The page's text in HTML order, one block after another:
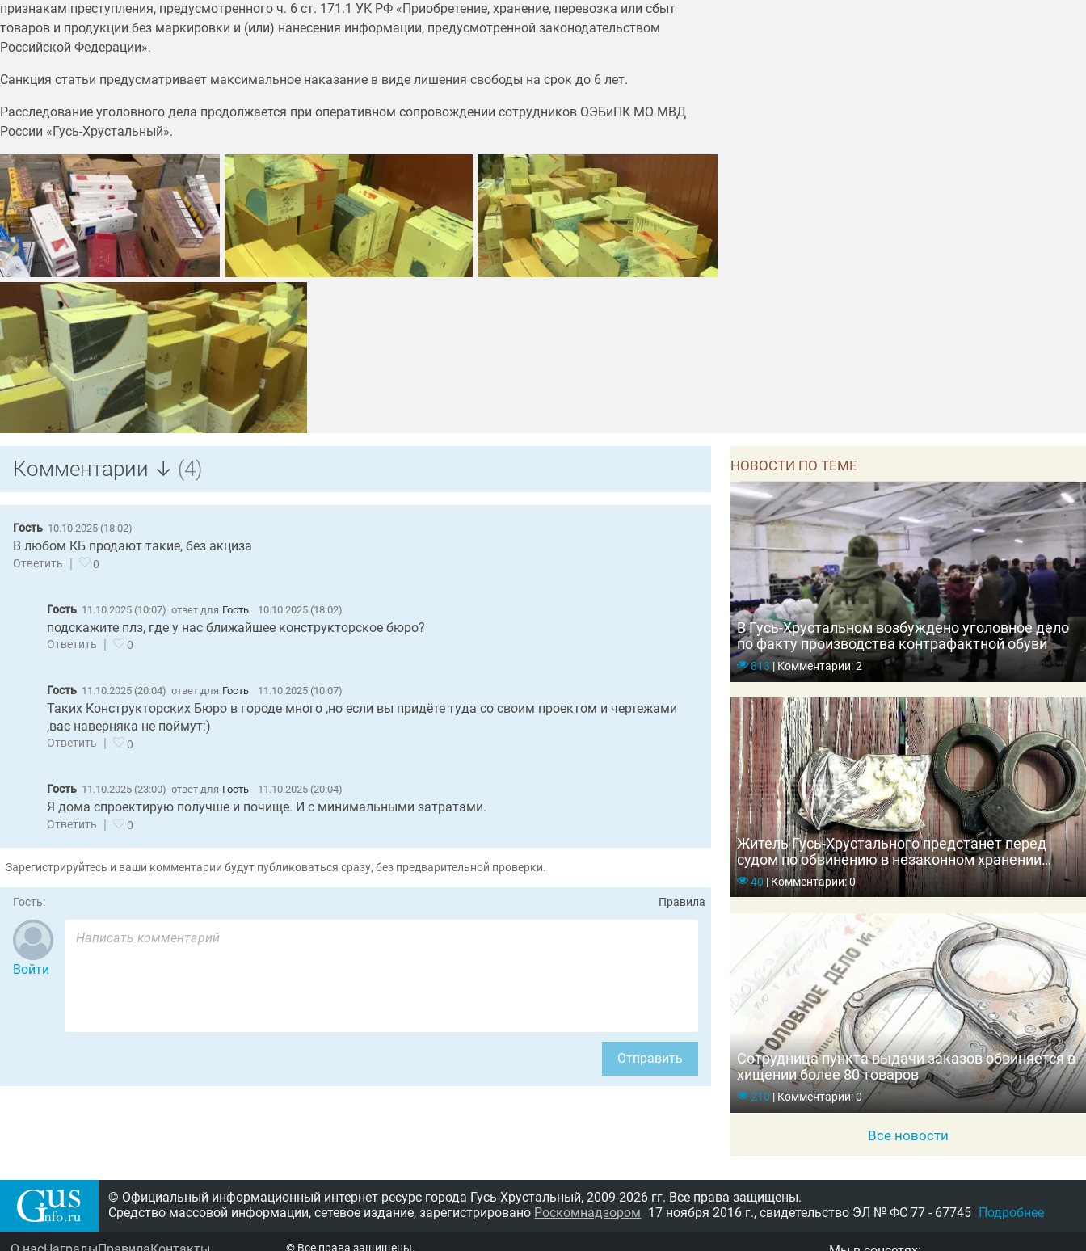
признакам преступления, предусмотренного ч. 6 ст. 171.1 УК РФ «Приобретение, хранение, перевозка или сбыт
товаров и продукции без маркировки и (или) нанесения информации, предусмотренной законодательством
Российской Федерации».
Санкция статьи предусматривает максимальное наказание в виде лишения свободы на срок до 6 лет.
Расследование уголовного дела продолжается при оперативном сопровождении сотрудников ОЭБиПК МО МВД
России «Гусь-Хрустальный».
Комментарии ↓ (4)
Гость 10.10.2025 (18:02)
В любом КБ продают такие, без акциза
Ответить | 0
Гость 11.10.2025 (10:07) ответ для Гость 10.10.2025 (18:02)
подскажите плз, где у нас ближайшее конструкторское бюро?
Ответить | 0
Гость 11.10.2025 (20:04) ответ для Гость 11.10.2025 (10:07)
Таких Конструкторских Бюро в городе много ,но если вы придёте туда со своим проектом и чертежами
,вас наверняка не поймут:)
Ответить 0
Гость 11.10.2025 (23:00) ответ для Гость 11.10.2025 (20:04)
Я дома спроектирую получше и почище. И с минимальными затратами.
Ответить | 0
Зарегистрируйтесь и ваши комментарии будут публиковаться сразу, без предварительной проверки.
Гость: Правила
Войти
Отправить
НОВОСТИ ПО ТЕМЕ
В Гусь-Хрустальном возбуждено уголовное дело
по факту производства контрафактной обуви
813 |Комментарии: 2
Житель Гусь-Хрустального предстанет перед
судом по обвинению в незаконном хранении
наркотических средств
40 |Комментарии: 0
Сотрудница пункта выдачи заказов обвиняется в
хищении более 80 товаров
210 |Комментарии: 0
Все новости
© Официальный информационный интернет ресурс города Гусь-Хрустальный, 2009-2026 гг. Все права защищены.
Средство массовой информации, сетевое издание, зарегистрировано Роскомнадзором 17 ноября 2016 г., свидетельство ЭЛ № ФС 77 - 67745 Подробнее